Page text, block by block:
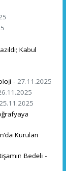
Kabul
- 27.11.2025
25.11.2025
Kurulan
Bedeli -